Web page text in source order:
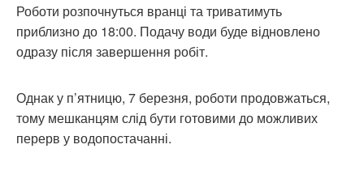
Роботи розпочнуться вранці та триватимуть
приблизно до 18:00. Подачу води буде відновлено
одразу після завершення робіт.
Однак у п’ятницю, 7 березня, роботи продовжаться,
тому мешканцям слід бути готовими до можливих
перерв у водопостачанні.